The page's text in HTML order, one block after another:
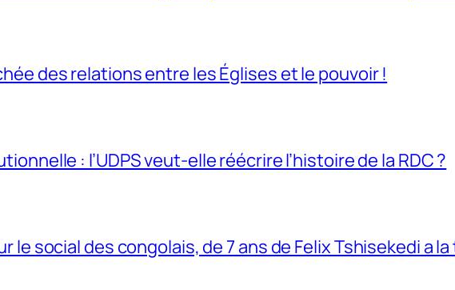
des relations entre les Églises et le pouvoir !
: l’UDPS veut-elle réécrire l’histoire de la RDC ?
le social des congolais, de 7 ans de Felix Tshisekedi a